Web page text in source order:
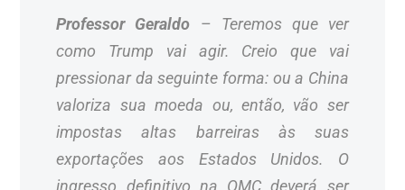
Professor Geraldo – Teremos que ver
como Trump vai agir. Creio que vai
pressionar da seguinte forma: ou a China
valoriza sua moeda ou, então, vão ser
impostas altas barreiras às suas
exportações aos Estados Unidos. O
ingresso definitivo na OMC deverá ser